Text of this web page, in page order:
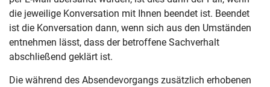
die jeweilige Konversation mit Ihnen beendet ist. Beendet
ist die Konversation dann, wenn sich aus den Umständen
entnehmen lässt, dass der betroffene Sachverhalt
abschließend geklärt ist.
Die während des Absendevorgangs zusätzlich erhobenen